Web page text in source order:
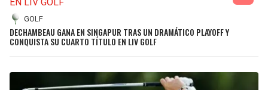
GOLF
DECHAMBEAU GANA EN SINGAPUR TRAS UN DRAMÁTICO PLAYOFF Y
CONQUISTA SU CUARTO TÍTULO EN LIV GOLF